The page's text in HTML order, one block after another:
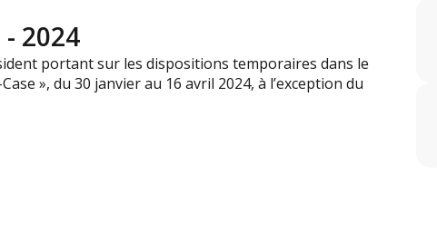
2024
portant sur les dispositions temporaires dans le
», du 30 janvier au 16 avril 2024, à l’exception du